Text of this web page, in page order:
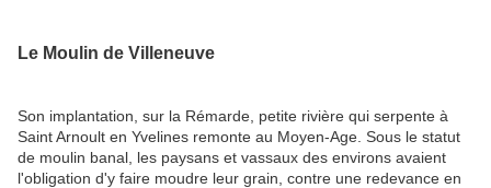
Le Moulin de Villeneuve
Son implantation, sur la Rémarde, petite rivière qui serpente à
Saint Arnoult en Yvelines remonte au Moyen-Age. Sous le statut
de moulin banal, les paysans et vassaux des environs avaient
l'obligation d'y faire moudre leur grain, contre une redevance en